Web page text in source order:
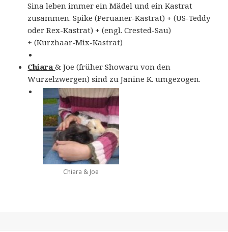
Sina leben immer ein Mädel und ein Kastrat
zusammen. Spike (Peruaner-Kastrat) + (US-Teddy
oder Rex-Kastrat) + (engl. Crested-Sau)
+ (Kurzhaar-Mix-Kastrat)
Chiara& Joe (früher Showaru von den
Wurzelzwergen) sind zu Janine K. umgezogen.
Chiara & Joe